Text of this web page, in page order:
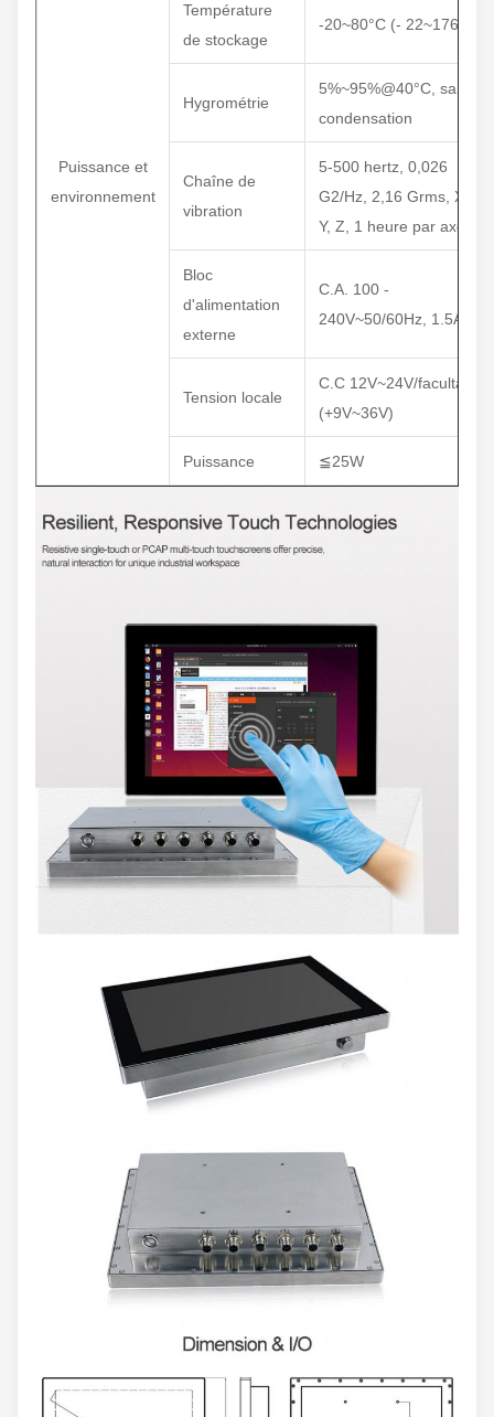
Puissance et
environnement
Température
de stockage
-20~80°C (- 22~176°F)
Hygrométrie
5%~95%@40°C, sans
condensation
Chaîne de
vibration
5-500 hertz, 0,026
G2/Hz, 2,16 Grms, X,
Y, Z, 1 heure par axe
Bloc
d'alimentation
externe
C.A. 100 -
240V~50/60Hz, 1.5A
Tension locale
C.C 12V~24V/facultatif
(+9V~36V)
Puissance ≦25W